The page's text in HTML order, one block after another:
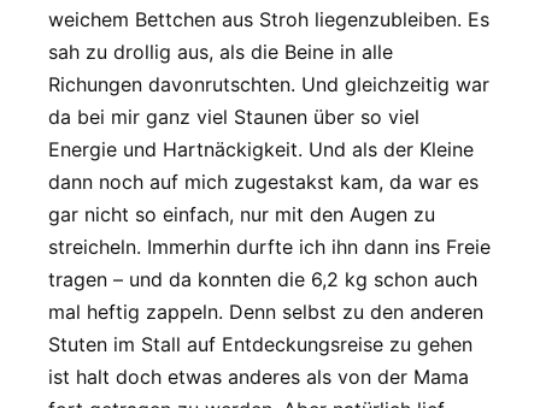
weichem Bettchen aus Stroh liegenzubleiben. Es
sah zu drollig aus, als die Beine in alle
Richungen davonrutschten. Und gleichzeitig war
da bei mir ganz viel Staunen über so viel
Energie und Hartnäckigkeit. Und als der Kleine
dann noch auf mich zugestakst kam, da war es
gar nicht so einfach, nur mit den Augen zu
streicheln. Immerhin durfte ich ihn dann ins Freie
tragen – und da konnten die 6,2 kg schon auch
mal heftig zappeln. Denn selbst zu den anderen
Stuten im Stall auf Entdeckungsreise zu gehen
ist halt doch etwas anderes als von der Mama